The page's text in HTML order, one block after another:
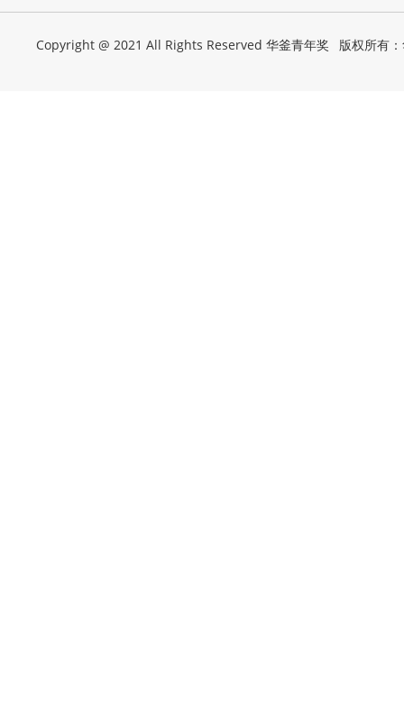
Copyright @ 2021 All Rights Reserved 华釜青年奖 版权所有